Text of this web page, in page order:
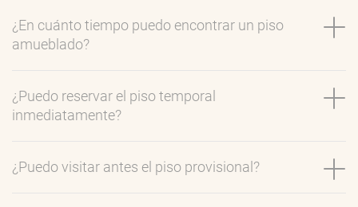
¿En cuánto tiempo puedo encontrar un piso
amueblado?
¿Puedo reservar el piso temporal
inmediatamente?
¿Puedo visitar antes el piso provisional?